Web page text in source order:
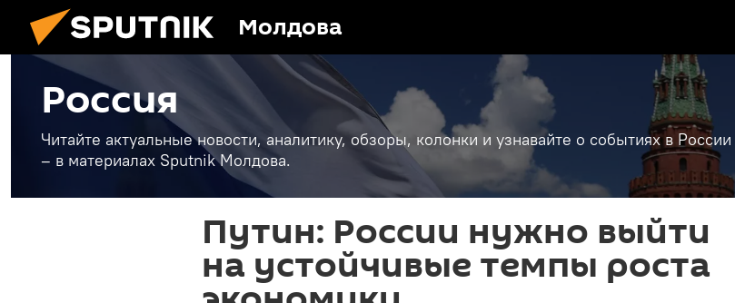
Молдова
Россия
Читайте актуальные новости, аналитику, обзоры, колонки и узнавайте о событиях в России
– в материалах Sputnik Молдова.
Путин: России нужно выйти
на устойчивые темпы роста